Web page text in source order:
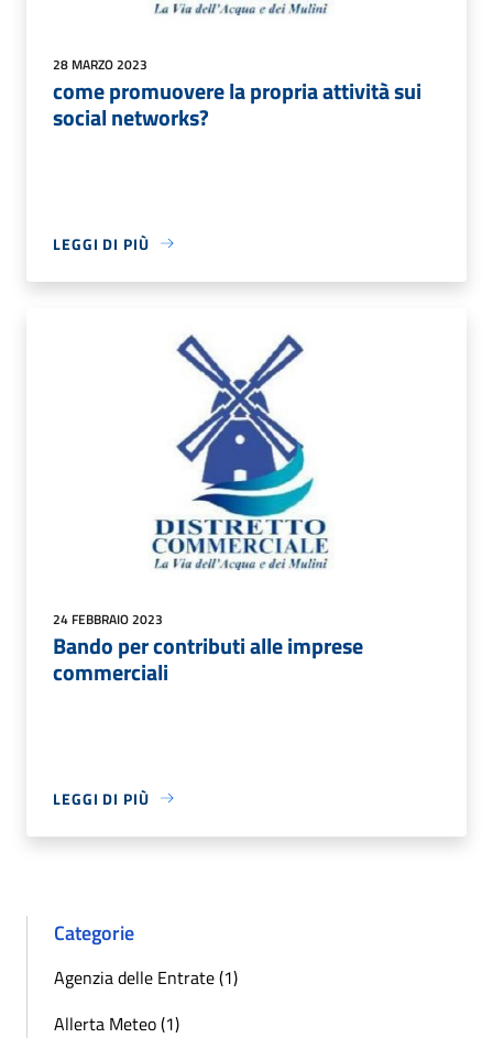
28 MARZO 2023
come promuovere la propria attività sui
social networks?
LEGGI DI PIÙ
24 FEBBRAIO 2023
Bando per contributi alle imprese
commerciali
LEGGI DI PIÙ
Categorie
Agenzia delle Entrate (1)
Allerta Meteo (1)